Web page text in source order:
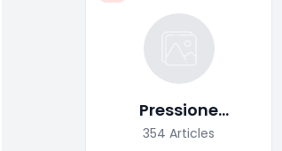
Pressione
arteriosa
354 Articles